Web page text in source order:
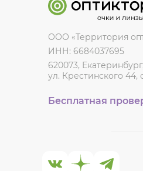
ООО «Территория
ИНН: 6684037695
620073, Екатеринбург,
ул. Крестинского 44,
Бесплатная